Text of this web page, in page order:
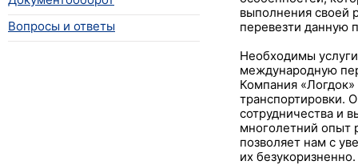
Вопросы и ответы
выполнения своей
перевезти данную
Необходимы
международную
Компания
транспортировки.
сотрудничества и
многолетний опыт
позволяет нам с
их безукоризненно.